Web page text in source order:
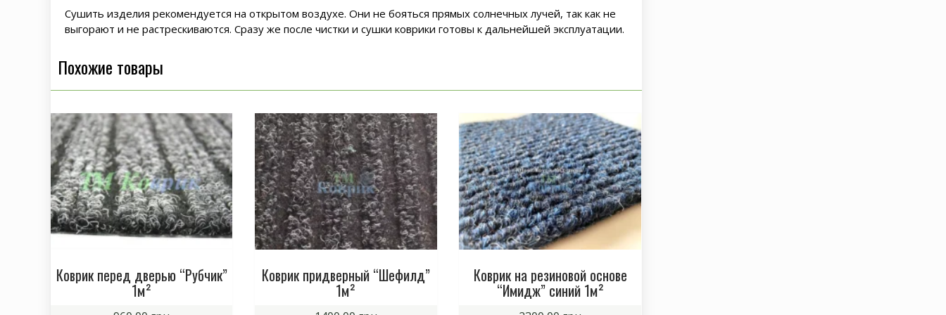
Сушить изделия рекомендуется на открытом воздухе. Они не бояться прямых солнечных лучей, так как не
выгорают и не растрескиваются. Сразу же после чистки и сушки коврики готовы к дальнейшей эксплуатации.
Похожие товары
Коврик перед дверью “Рубчик”
1м²
Коврик придверный “Шефилд”
1м²
Коврик на резиновой основе
“Имидж” синий 1м²